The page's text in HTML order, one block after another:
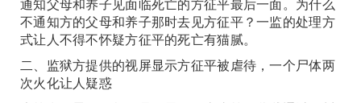
不通知方的父母和养子那时去见方征平？一监的处理方
式让人不得不怀疑方征平的死亡有猫腻。
二、监狱方提供的视屏显示方征平被虐待，一个尸体两
次火化让人疑惑